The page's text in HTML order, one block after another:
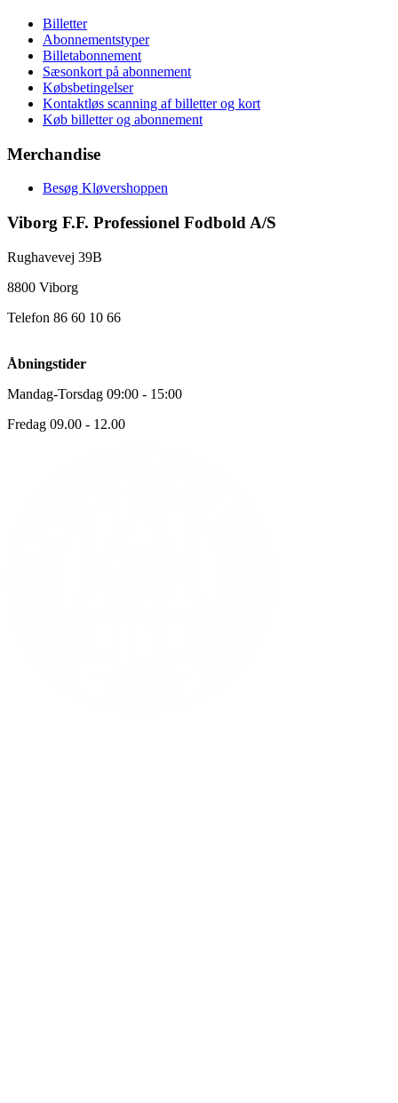
Billetter
Abonnementstyper
Billetabonnement
Sæsonkort på abonnement
Købsbetingelser
Kontaktløs scanning af billetter og kort
Køb billetter og abonnement
Merchandise
Besøg Kløvershoppen
Viborg F.F. Professionel Fodbold A/S
Rughavevej 39B
8800 Viborg
Telefon 86 60 10 66
Åbningstider
Mandag-Torsdag 09:00 - 15:00
Fredag 09.00 - 12.00